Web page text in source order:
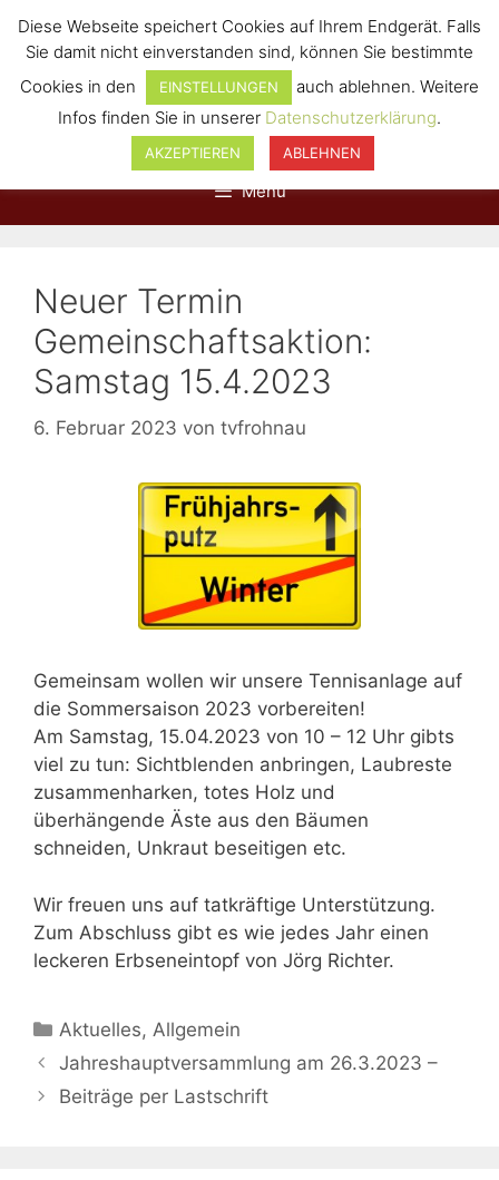
Menü
Neuer Termin
Gemeinschaftsaktion:
Samstag 15.4.2023
6. Februar 2023 von tvfrohnau
Gemeinsam wollen wir unsere Tennisanlage auf
die Sommersaison 2023 vorbereiten!
Am Samstag, 15.04.2023 von 10 – 12 Uhr gibts
viel zu tun: Sichtblenden anbringen, Laubreste
zusammenharken, totes Holz und
überhängende Äste aus den Bäumen
schneiden, Unkraut beseitigen etc.
Wir freuen uns auf tatkräftige Unterstützung.
Zum Abschluss gibt es wie jedes Jahr einen
leckeren Erbseneintopf von Jörg Richter.
Aktuelles, Allgemein
Jahreshauptversammlung am 26.3.2023 –
Beiträge per Lastschrift
Diese Webseite speichert Cookies auf Ihrem Endgerät. Falls
Sie damit nicht einverstanden sind, können Sie bestimmte
Cookies in den
EINSTELLUNGEN
auch ablehnen. Weitere
Infos finden Sie in unserer Datenschutzerklärung.
AKZEPTIEREN ABLEHNEN